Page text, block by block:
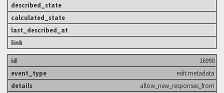
16990
edit metadata
allow_new_responses_from